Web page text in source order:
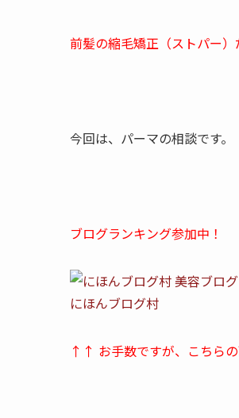
前髪の縮毛矯正（ストパー
今回は、パーマの相談です。
ブログランキング参加中！
にほんブログ村
↑↑ お手数ですが、こちらの